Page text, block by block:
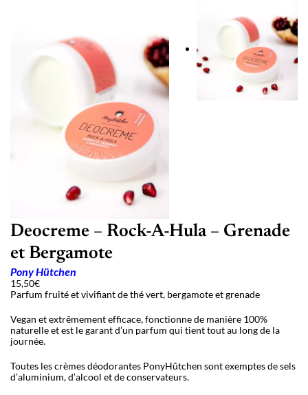
Deocreme – Rock-A-Hula – Grenade
et Bergamote
Pony Hütchen
15,50€
Parfum fruité et vivifiant de thé vert, bergamote et grenade
Vegan et extrêmement efficace, fonctionne de manière 100%
naturelle et est le garant d’un parfum qui tient tout au long de la
journée.
Toutes les crèmes déodorantes PonyHûtchen sont exemptes de sels
d’aluminium, d’alcool et de conservateurs.